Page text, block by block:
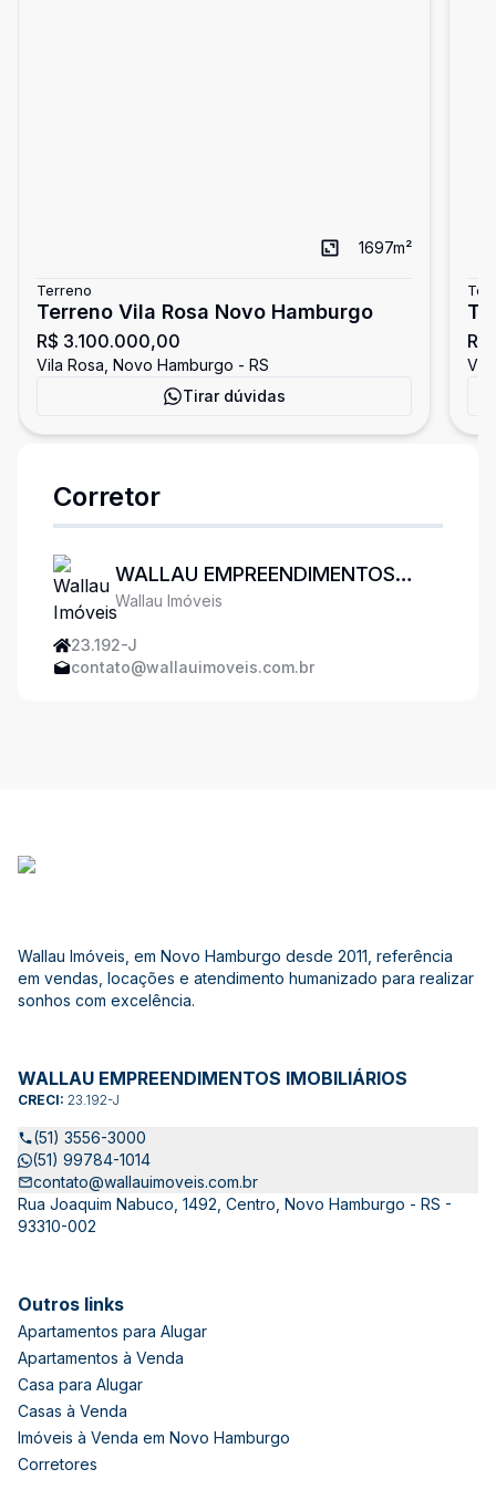
1697m²
Terreno
Terreno Vila Rosa Novo Hamburgo
R$ 3.100.000,00
Vila Rosa, Novo Hamburgo - RS
Tirar dúvidas
Corretor
WALLAU EMPREENDIMENTOS
IMOBILIÁRIOS
Wallau Imóveis
23.192-J
contato@wallauimoveis.com.br
Wallau Imóveis, em Novo Hamburgo desde 2011, referência
em vendas, locações e atendimento humanizado para realizar
sonhos com excelência.
WALLAU EMPREENDIMENTOS IMOBILIÁRIOS
CRECI: 23.192-J
(51) 3556-3000
(51) 99784-1014
contato@wallauimoveis.com.br
Rua Joaquim Nabuco, 1492, Centro, Novo Hamburgo - RS -
93310-002
Outros links
Apartamentos para Alugar
Apartamentos à Venda
Casa para Alugar
Casas à Venda
Imóveis à Venda em Novo Hamburgo
Corretores